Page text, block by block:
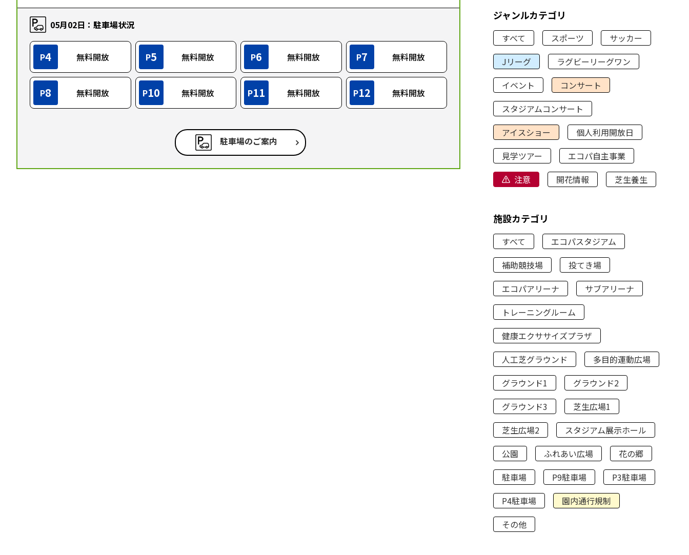
05月02日：駐車場状況
P4 無料開放 P5 無料開放 P6 無料開放 P7 無料開放
P8 無料開放 P10 無料開放 P11 無料開放 P12 無料開放
駐車場のご案内
ジャンルカテゴリ
すべて スポーツ
サッカー
Jリーグ
ラグビーリーグワン
イベント
コンサート
スタジアムコンサート
アイスショー
個人利用開放日
見学ツアー
エコパ自主事業
注意
開花情報 芝生養生
施設カテゴリ
すべて
エコパスタジアム
補助競技場
投てき場
エコパアリーナ
サブアリーナ
トレーニングルーム
健康エクササイズプラザ
人工芝グラウンド
多目的運動広場
グラウンド1
グラウンド2
グラウンド3
芝生広場1
芝生広場2
スタジアム展示ホール
公園
ふれあい広場
花の郷
駐車場
P9駐車場
P3駐車場
P4駐車場
園内通行規制
その他